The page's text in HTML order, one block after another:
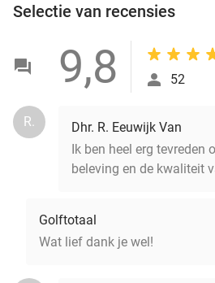
Selectie van recensies
9,8 52
R.
Dhr. R. Eeuwijk Van
Ik ben heel erg tevreden
beleving en de kwaliteit
Golftotaal
Wat lief dank je wel!